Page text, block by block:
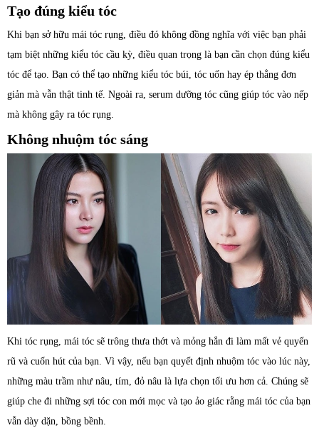
Tạo đúng kiểu tóc
Khi bạn sở hữu mái tóc rụng, điều đó không đồng nghĩa với việc bạn phải
tạm biệt những kiểu tóc cầu kỳ, điều quan trọng là bạn cần chọn đúng kiểu
tóc để tạo. Bạn có thể tạo những kiểu tóc búi, tóc uốn hay ép thẳng đơn
giản mà vẫn thật tinh tế. Ngoài ra, serum dưỡng tóc cũng giúp tóc vào nếp
mà không gây ra tóc rụng.
Không nhuộm tóc sáng
Khi tóc rụng, mái tóc sẽ trông thưa thớt và mỏng hẳn đi làm mất vẻ quyến
rũ và cuốn hút của bạn. Vì vậy, nếu bạn quyết định nhuộm tóc vào lúc này,
những màu trầm như nâu, tím, đỏ nâu là lựa chọn tối ưu hơn cả. Chúng sẽ
giúp che đi những sợi tóc con mới mọc và tạo ảo giác rằng mái tóc của bạn
vẫn dày dặn, bồng bềnh.